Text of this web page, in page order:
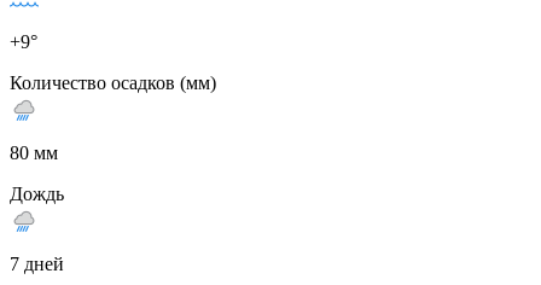
+9°
Количество осадков (мм)
80 мм
Дождь
7 дней